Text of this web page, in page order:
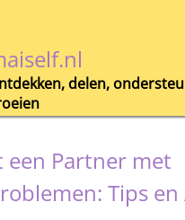
delen,
een Partner met
Tips en